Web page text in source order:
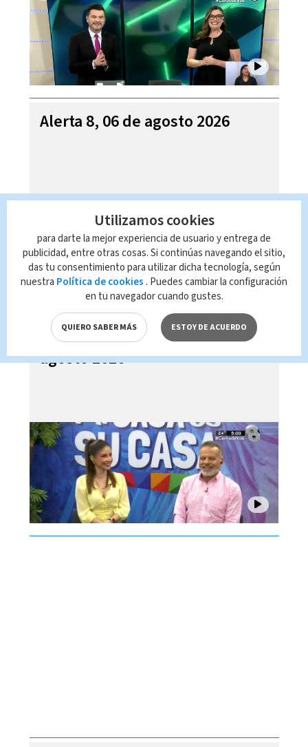
Alerta 8, 06 de agosto 2026
Mi Casa es su Casa, 06 de
agosto 2026
Utilizamos cookies
para darte la mejor experiencia de usuario y entrega de
publicidad, entre otras cosas. Si continúas navegando el sitio,
das tu consentimiento para utilizar dicha tecnología, según
nuestra Política de cookies . Puedes cambiar la configuración
en tu navegador cuando gustes.
QUIERO SABER MÁS ESTOY DE ACUERDO